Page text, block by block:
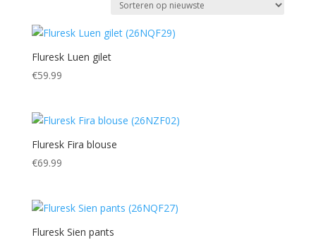
Fluresk Luen gilet
€59.99
Fluresk Fira blouse
€69.99
Fluresk Sien pants